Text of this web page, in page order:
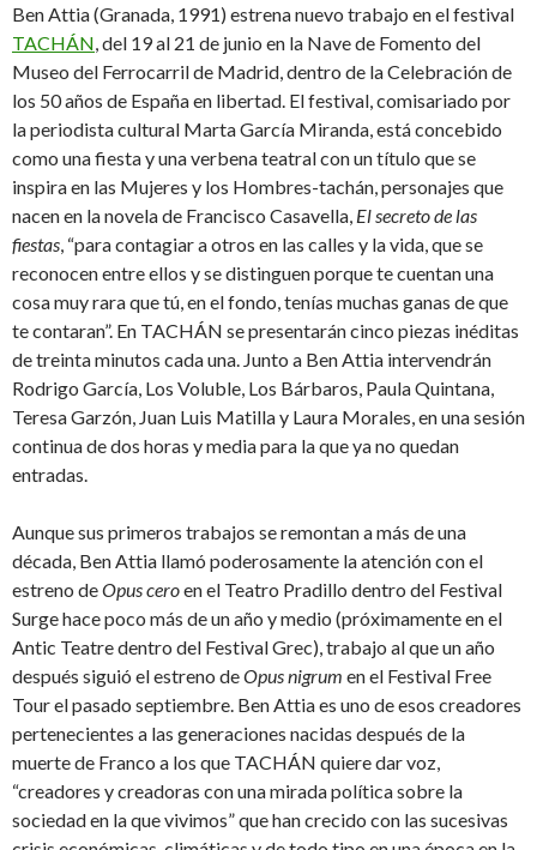
Ben Attia (Granada, 1991) estrena nuevo trabajo en el festival
TACHÁN , del 19 al 21 de junio en la Nave de Fomento del
Museo del Ferrocarril de Madrid, dentro de la Celebración de
los 50 años de España en libertad. El festival, comisariado por
la periodista cultural Marta García Miranda, está concebido
como una fiesta y una verbena teatral con un título que se
inspira en las Mujeres y los Hombres-tachán, personajes que
nacen en la novela de Francisco Casavella, El secreto de las
fiestas , “para contagiar a otros en las calles y la vida, que se
reconocen entre ellos y se distinguen porque te cuentan una
cosa muy rara que tú, en el fondo, tenías muchas ganas de que
te contaran”. En TACHÁN se presentarán cinco piezas inéditas
de treinta minutos cada una. Junto a Ben Attia intervendrán
Rodrigo García, Los Voluble, Los Bárbaros, Paula Quintana,
Teresa Garzón, Juan Luis Matilla y Laura Morales, en una sesión
continua de dos horas y media para la que ya no quedan
entradas.
Aunque sus primeros trabajos se remontan a más de una
década, Ben Attia llamó poderosamente la atención con el
estreno deOpus ceroen el Teatro Pradillo dentro del Festival
Surge hace poco más de un año y medio (próximamente en el
Antic Teatre dentro del Festival Grec), trabajo al que un año
después siguió el estreno deOpus nigrum en el Festival Free
Tour el pasado septiembre. Ben Attia es uno de esos creadores
pertenecientes a las generaciones nacidas después de la
muerte de Franco a los que TACHÁN quiere dar voz,
“creadores y creadoras con una mirada política sobre la
sociedad en la que vivimos” que han crecido con las sucesivas